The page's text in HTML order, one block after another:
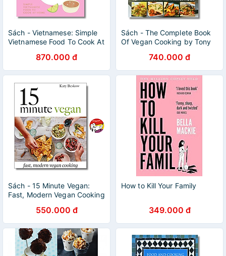
Sách - Vietnamese: Simple
Vietnamese Food To Cook At
Fiction / Nấu ăn
870.000 đ
Sách - The Complete Book
Of Vegan Cooking by Tony
Cookbooks / Ngoại văn
740.000 đ
Sách - 15 Minute Vegan:
Fast, Modern Vegan Cooking
Nấu ăn / Bìa cứng
550.000 đ
How to Kill Your Family
349.000 đ